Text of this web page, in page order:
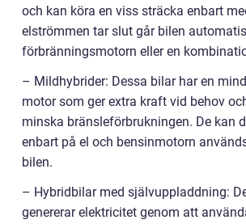
och kan köra en viss sträcka enbart
elströmmen tar slut går bilen
förbränningsmotorn eller en
– Mildhybrider: Dessa bilar har en
motor som ger extra kraft vid behov
minska bränsleförbrukningen. De kan
enbart på el och bensinmotorn
bilen.
– Hybridbilar med självuppladdning:
genererar elektricitet genom att